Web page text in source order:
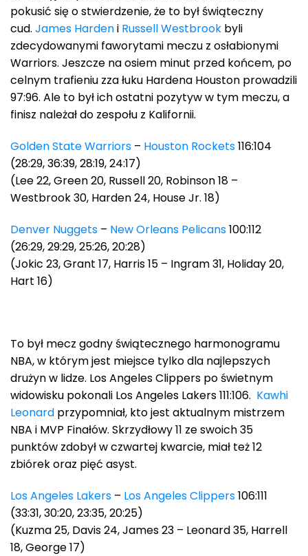
pokusić się o stwierdzenie, że to był świąteczny
cud. James Hardeni Russell Westbrook byli
zdecydowanymi faworytami meczu z osłabionymi
Warriors. Jeszcze na osiem minut przed końcem, po
celnym trafieniu zza łuku Hardena Houston prowadzili
97:96. Ale to był ich ostatni pozytyw w tym meczu, a
finisz należał do zespołu z Kalifornii.
Golden State Warriors – Houston Rockets116:104
(28:29, 36:39, 28:19, 24:17)
(Lee 22, Green 20, Russell 20, Robinson 18 –
Westbrook 30, Harden 24, House Jr. 18)
Denver Nuggets – New Orleans Pelicans100:112
(26:29, 29:29, 25:26, 20:28)
(Jokic 23, Grant 17, Harris 15 – Ingram 31, Holiday 20,
Hart 16)
To był mecz godny świątecznego harmonogramu
NBA, w którym jest miejsce tylko dla najlepszych
drużyn w lidze. Los Angeles Clippers po świetnym
widowisku pokonali Los Angeles Lakers 111:106. Kawhi
Leonard przypomniał, kto jest aktualnym mistrzem
NBA i MVP Finałów. Skrzydłowy 11 ze swoich 35
punktów zdobył w czwartej kwarcie, miał też 12
zbiórek oraz pięć asyst.
Los Angeles Lakers – Los Angeles Clippers106:111
(33:31, 30:20, 23:35, 20:25)
(Kuzma 25, Davis 24, James 23 – Leonard 35, Harrell
18, George 17)